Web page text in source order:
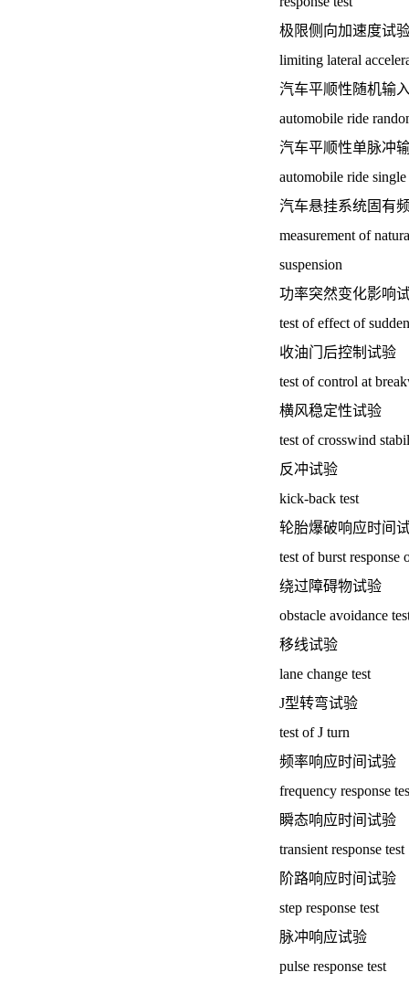
极限侧向加速度试
limiting lateral
汽车平顺性随机输
automobile ride
汽车平顺性单脉冲
automobile ride
汽车悬挂系统固有
measurement of
suspension
功率突然变化影响
test of effect of
收油门后控制试验
test of control at
横风稳定性试验
test of crosswind
反冲试验
kick-back test
轮胎爆破响应时间
test of burst response
绕过障碍物试验
obstacle avoidance
移线试验
lane change test
J型转弯试验
test of J turn
频率响应时间试验
frequency response
瞬态响应时间试验
transient response test
阶路响应时间试验
step response test
脉冲响应试验
pulse response test